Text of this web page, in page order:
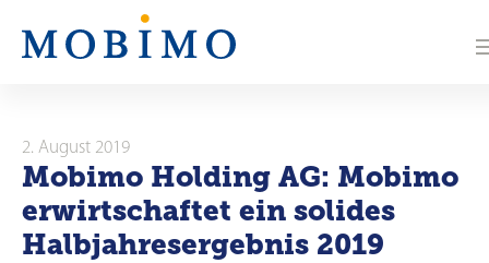
N
a
i
g
a
2. August 2019
Mobimo Holding AG: Mobimo
erwirtschaftet ein solides
Halbjahresergebnis 2019